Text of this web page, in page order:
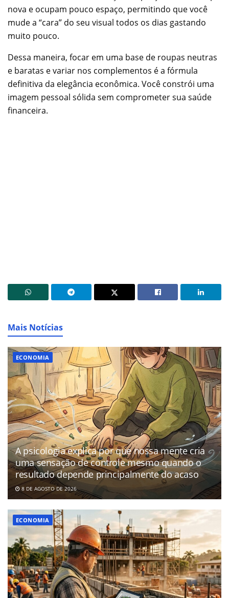
nova e ocupam pouco espaço, permitindo que você
mude a “cara” do seu visual todos os dias gastando
muito pouco.
Dessa maneira, focar em uma base de roupas neutras
e baratas e variar nos complementos é a fórmula
definitiva da elegância econômica. Você constrói uma
imagem pessoal sólida sem comprometer sua saúde
financeira.
Mais Notícias
ECONOMIA
A psicologia explica por que nossa mente cria
uma sensação de controle mesmo quando o
resultado depende principalmente do acaso
8 DE AGOSTO DE 2026
ECONOMIA